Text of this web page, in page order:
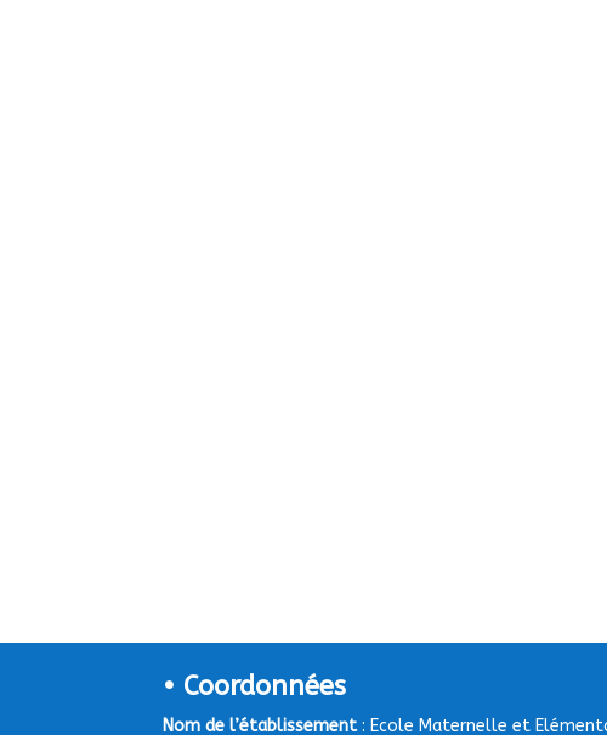
• Coordonnées
Nom de l’établissement: Ecole Maternelle et